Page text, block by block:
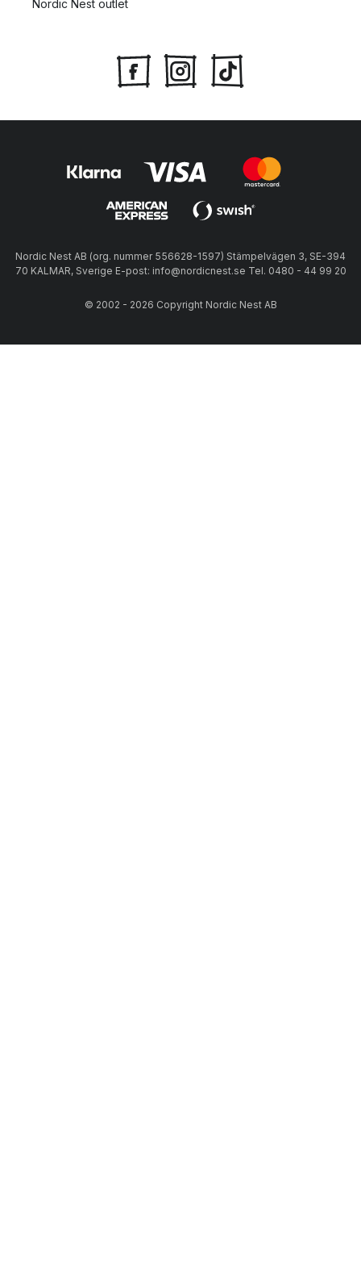
Nordic Nest outlet
Nordic Nest AB (org. nummer 556628-1597) Stämpelvägen 3, SE-394
70 KALMAR, Sverige E-post: info@nordicnest.se Tel. 0480 - 44 99 20
© 2002 - 2026 Copyright Nordic Nest AB